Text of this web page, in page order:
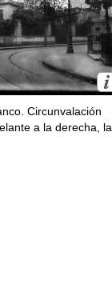
Circunvalación
a la derecha, la